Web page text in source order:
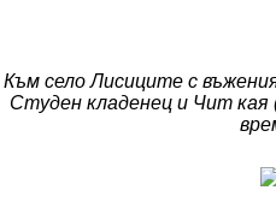
Към село Лисиците с
Студен кладенец и Чит